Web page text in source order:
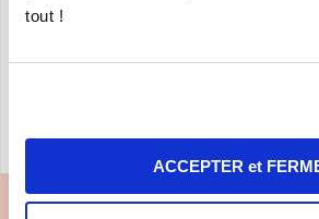
tout !
ACCEPTER et